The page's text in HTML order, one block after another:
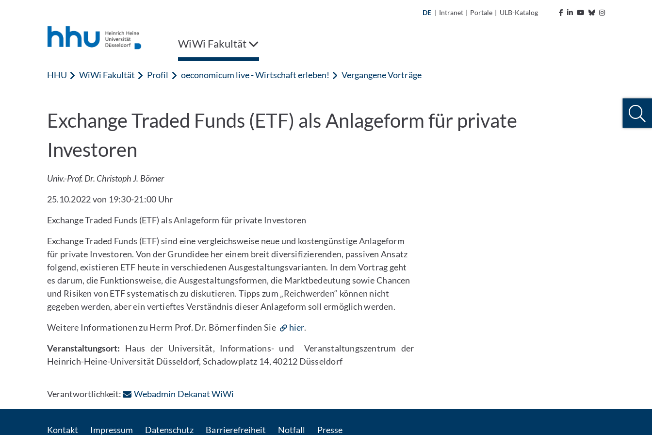
DE | Intranet | Portale | ULB-Katalog
WiWi Fakultät
HHU WiWi Fakultät Profil oeconomicum live - Wirtschaft erleben! Vergangene Vorträge
Exchange Traded Funds (ETF) als Anlageform für private
Investoren
Univ.-Prof. Dr. Christoph J. Börner
25.10.2022 von 19:30-21:00 Uhr
Exchange Traded Funds (ETF) als Anlageform für private Investoren
Exchange Traded Funds (ETF) sind eine vergleichsweise neue und kostengünstige Anlageform
für private Investoren. Von der Grundidee her einem breit diversifizierenden, passiven Ansatz
folgend, existieren ETF heute in verschiedenen Ausgestaltungsvarianten. In dem Vortrag geht
es darum, die Funktionsweise, die Ausgestaltungsformen, die Marktbedeutung sowie Chancen
und Risiken von ETF systematisch zu diskutieren. Tipps zum „Reichwerden“ können nicht
gegeben werden, aber ein vertieftes Verständnis dieser Anlageform soll ermöglich werden.
Weitere Informationen zu Herrn Prof. Dr. Börner finden Sie
hier.
Veranstaltungsort: Haus der Universität, Informations- und Veranstaltungszentrum der
Heinrich-Heine-Universität Düsseldorf, Schadowplatz 14, 40212 Düsseldorf
Verantwortlichkeit: Webadmin Dekanat WiWi: Per E-Mail kontaktieren
Kontakt Impressum Datenschutz Barrierefreiheit Notfall Presse